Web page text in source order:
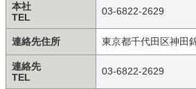
本社
TEL
03-6822-2629
連絡先住所 東京都千代田区神田
連絡先
TEL
03-6822-2629